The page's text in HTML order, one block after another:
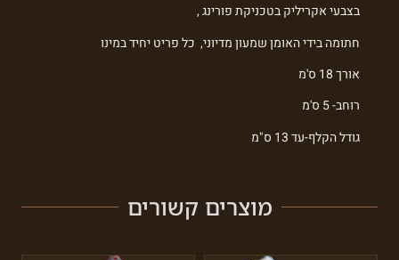
בצבעי אקריליק בטכניקת פורינג ,
חתומה בידי האומן שמעון מדיוני, כל פריט יחיד במינו
אורך 18 ס'מ
רוחב- 5 ס'מ
גודל הקלף-עד 13 ס"מ
מוצרים קשורים